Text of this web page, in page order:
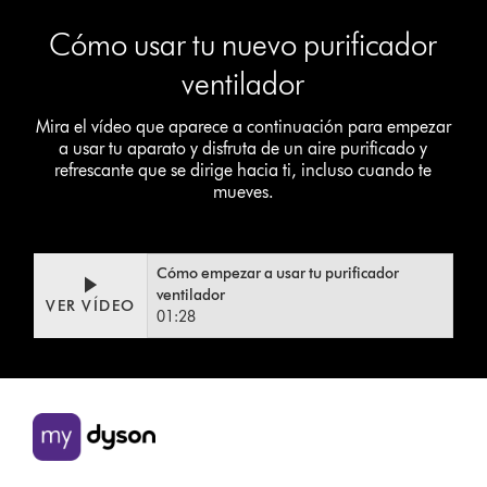
TranscriptCómo usar tu nuevo purificador
ventilador
Mira el vídeo que aparece a continuación para empezar
a usar tu aparato y disfruta de un aire purificado y
refrescante que se dirige hacia ti, incluso cuando te
mueves.
Transcript
transcripción
VER VÍDEO
Cómo empezar a usar tu purificador
ventilador
01:28